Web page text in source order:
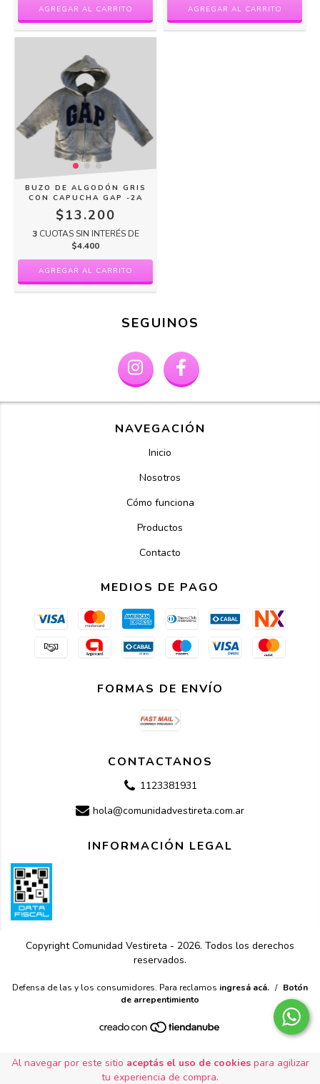
Al navegar por este sitio aceptás el uso de cookiespara agilizar
tu experiencia de compra.
BUZO DE ALGODÓN GRIS
CON CAPUCHA GAP -2A
$13.200
3 CUOTAS SIN INTERÉS DE
$4.400
SEGUINOS
NAVEGACIÓN
Inicio
Nosotros
Cómo funciona
Productos
Contacto
MEDIOS DE PAGO
FORMAS DE ENVÍO
CONTACTANOS
1123381931
hola@comunidadvestireta.com.ar
INFORMACIÓN LEGAL
Copyright Comunidad Vestireta - 2026. Todos los derechos
reservados.
Defensa de las y los consumidores. Para reclamos ingresá acá. / Botón
de arrepentimiento